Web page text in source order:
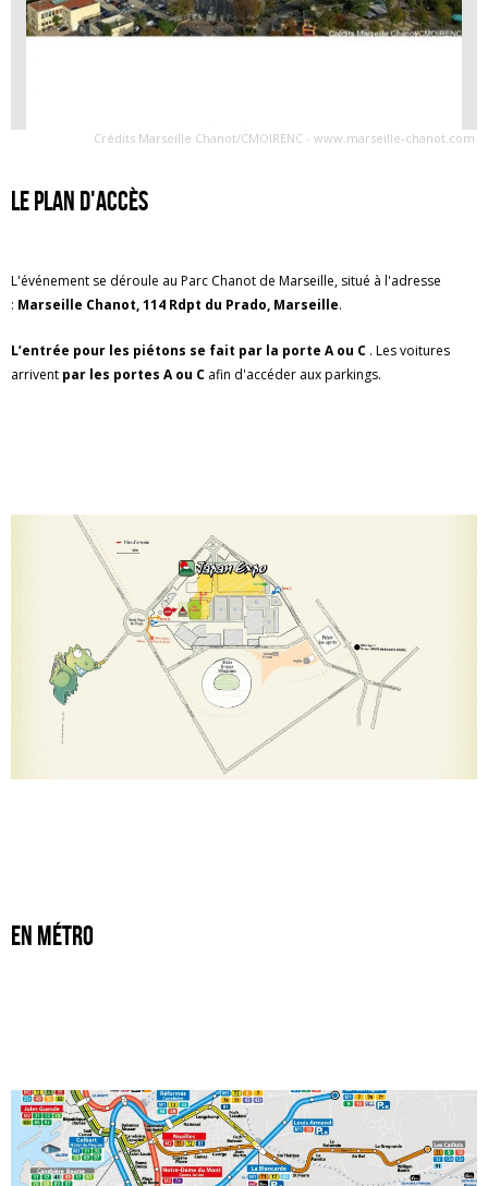
Crédits Marseille Chanot/CMOIRENC - www.marseille-chanot.com
Le plan d'accès
L'événement se déroule au Parc Chanot de Marseille, situé à l'adresse
: Marseille Chanot, 114 Rdpt du Prado, Marseille.
L’entrée pour les piétons se fait par la porte A ou C . Les voitures
arrivent par les portes A ou C afin d'accéder aux parkings.
En métro